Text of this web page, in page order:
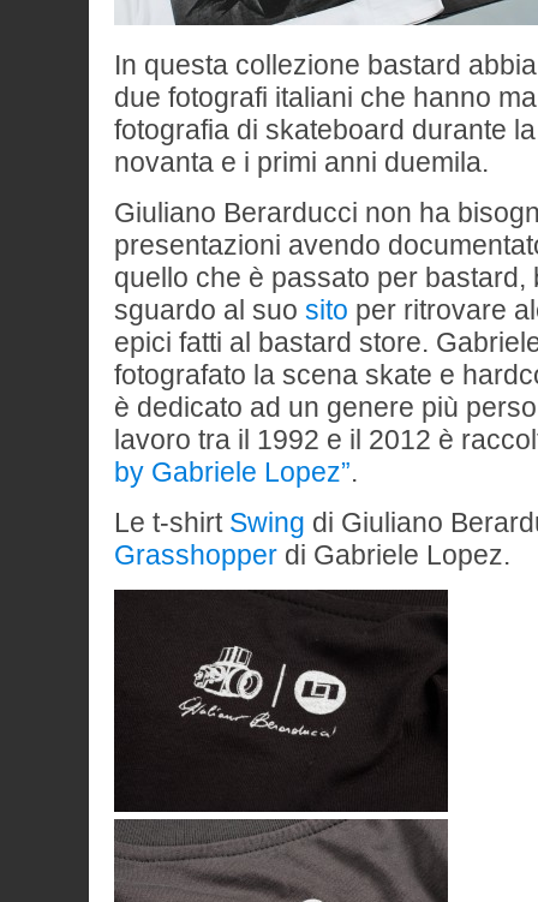
In questa collezione bastard
due fotografi italiani che hanno
fotografia di skateboard durante
novanta e i primi anni duemila.
Giuliano Berarducci non ha
presentazioni avendo
quello che è passato per bastard,
sguardo al suo sito per ritrovare
epici fatti al bastard store.
fotografato la scena skate e
è dedicato ad un genere più
lavoro tra il 1992 e il 2012 è
by Gabriele Lopez”.
Le t-shirt Swing di Giuliano
Grasshopper di Gabriele Lopez.